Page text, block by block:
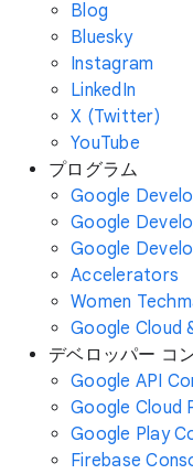
Blog
Bluesky
Instagram
LinkedIn
X (Twitter)
YouTube
プログラム
Google
Google
Google
Accelerators
Women
Google Cloud
デベロッパー コ
Google API
Google Cloud
Google Play
Firebase